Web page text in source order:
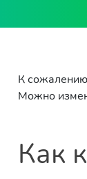
К
Можно
Как